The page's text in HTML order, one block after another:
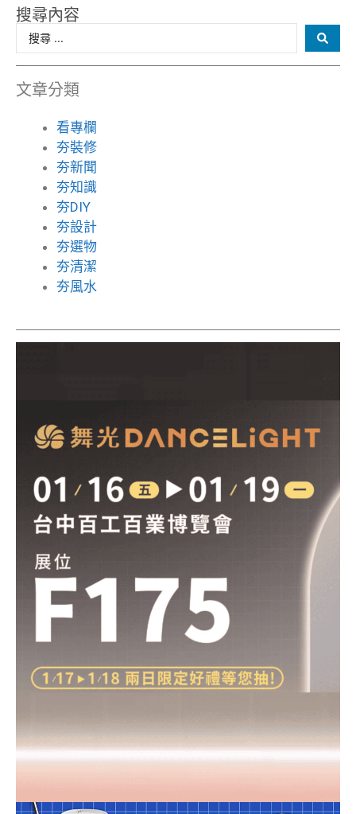
搜尋內容
文章分類
看專欄
夯裝修
夯新聞
夯知識
夯DIY
夯設計
夯選物
夯清潔
夯風水